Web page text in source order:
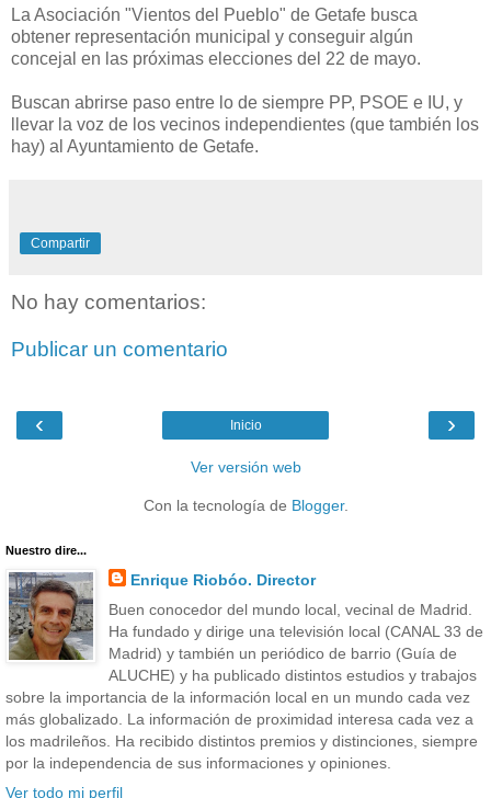
La Asociación "Vientos del Pueblo" de Getafe busca
obtener representación municipal y conseguir algún
concejal en las próximas elecciones del 22 de mayo.
Buscan abrirse paso entre lo de siempre PP, PSOE e IU, y
llevar la voz de los vecinos independientes (que también los
hay) al Ayuntamiento de Getafe.
Compartir
No hay comentarios:
Publicar un comentario
‹ ›
Inicio
Ver versión web
Con la tecnología de Blogger.
Nuestro dire...
Enrique Riobóo. Director
Buen conocedor del mundo local, vecinal de Madrid.
Ha fundado y dirige una televisión local (CANAL 33 de
Madrid) y también un periódico de barrio (Guía de
ALUCHE) y ha publicado distintos estudios y trabajos
sobre la importancia de la información local en un mundo cada vez
más globalizado. La información de proximidad interesa cada vez a
los madrileños. Ha recibido distintos premios y distinciones, siempre
por la independencia de sus informaciones y opiniones.
Ver todo mi perfil